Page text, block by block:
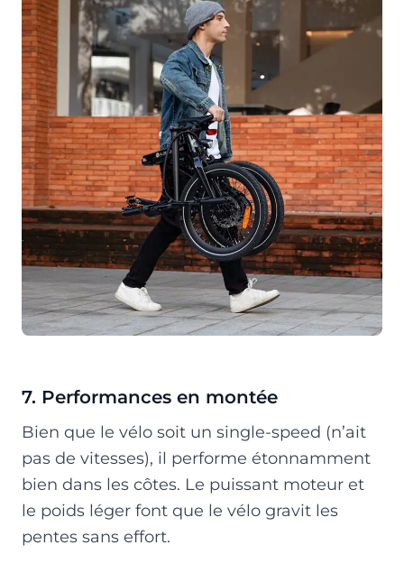
7. Performances en montée
Bien que le vélo soit un single-speed (n’ait
pas de vitesses), il performe étonnamment
bien dans les côtes. Le puissant moteur et
le poids léger font que le vélo gravit les
pentes sans effort.